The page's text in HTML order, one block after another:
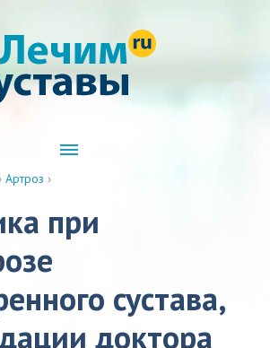
› Артроз ›
при
сустава,
доктора